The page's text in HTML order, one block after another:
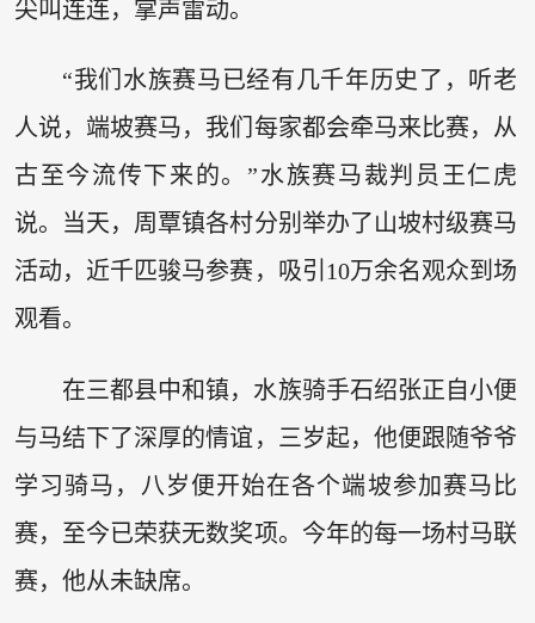
尖叫连连，掌声雷动。
“我们水族赛马已经有几千年历史了，听老
人说，端坡赛马，我们每家都会牵马来比赛，从
古至今流传下来的。”水族赛马裁判员王仁虎
说。当天，周覃镇各村分别举办了山坡村级赛马
活动，近千匹骏马参赛，吸引10万余名观众到场
观看。
在三都县中和镇，水族骑手石绍张正自小便
与马结下了深厚的情谊，三岁起，他便跟随爷爷
学习骑马，八岁便开始在各个端坡参加赛马比
赛，至今已荣获无数奖项。今年的每一场村马联
赛，他从未缺席。